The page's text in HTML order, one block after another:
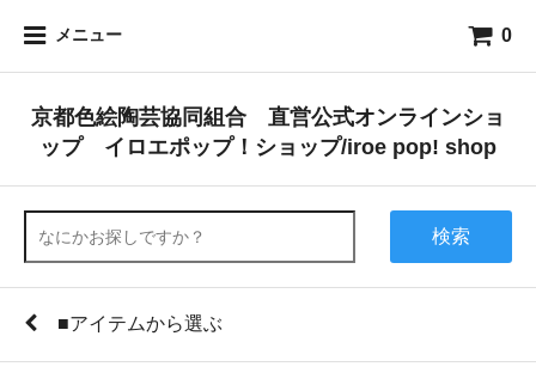
メニュー 0
京都色絵陶芸協同組合 直営公式オンラインショ
ップ イロエポップ！ショップ/iroe pop! shop
検索
■アイテムから選ぶ